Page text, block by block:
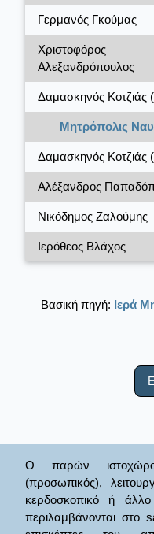
Γερμανός Γκούμας
Χριστοφόρος
Αλεξανδρόπουλος
Δαμασκηνός Κοτζιάς
Μητρόπολις
Δαμασκηνός Κοτζιάς
Αλέξανδρος
Νικόδημος Ζαλούμης
Ιερόθεος Βλάχος
Βασική πηγή: Ιερά
Ο παρών
(προσωπικός),
κερδοσκοπικό ή
περιλαμβάνονται στο